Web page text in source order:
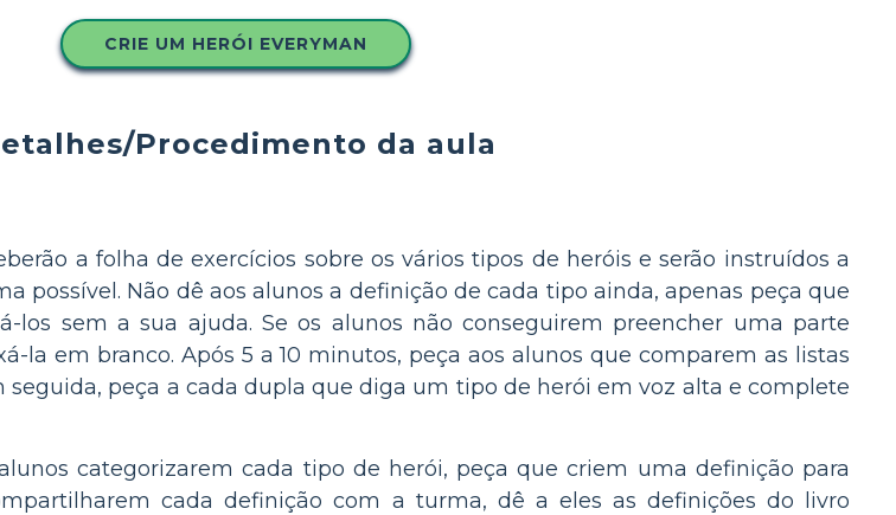
CRIE UM HERÓI EVERYMAN
Procedimento da aula
a folha de exercícios sobre os vários tipos de heróis e serão instruídos a
possível. Não dê aos alunos a definição de cada tipo ainda, apenas peça que
los sem a sua ajuda. Se os alunos não conseguirem preencher uma parte
la em branco. Após 5 a 10 minutos, peça aos alunos que comparem as listas
peça a cada dupla que diga um tipo de herói em voz alta e complete
categorizarem cada tipo de herói, peça que criem uma definição para
cada definição com a turma, dê a eles as definições do livro